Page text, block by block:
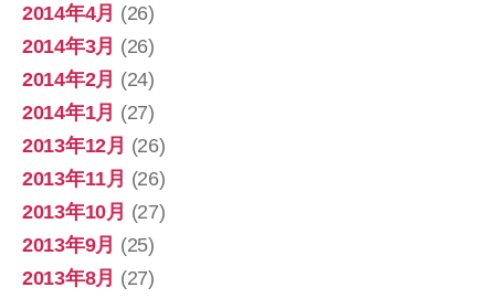
2014年4月 (26)
2014年3月 (26)
2014年2月 (24)
2014年1月 (27)
2013年12月 (26)
2013年11月 (26)
2013年10月 (27)
2013年9月 (25)
2013年8月 (27)